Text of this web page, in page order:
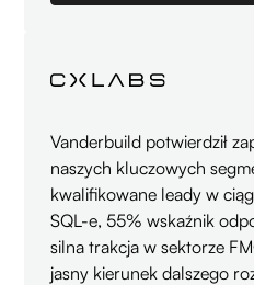
Vanderbuild potwierdził
naszych kluczowych
kwalifikowane leady w
SQL-e, 55% wskaźnik
silna trakcja w sektorze
jasny kierunek dalszego